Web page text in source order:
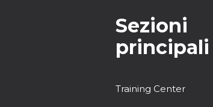
Sezioni
principali
Training Center